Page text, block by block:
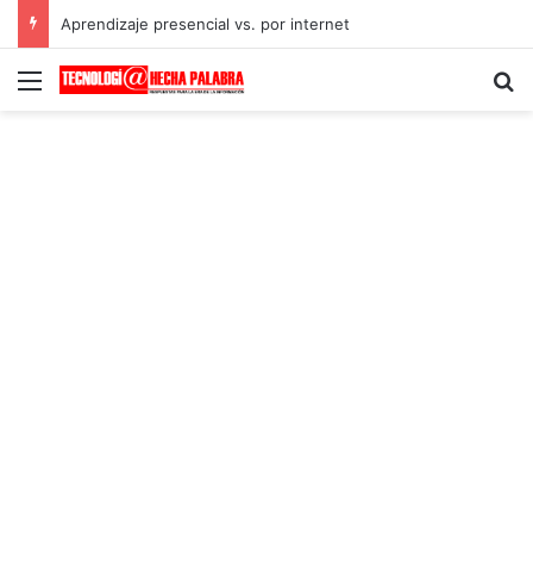
Aprendizaje presencial vs. por internet
Menú